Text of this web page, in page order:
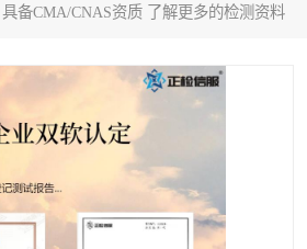
备CMA/CNAS资质 了解更多的检测资料